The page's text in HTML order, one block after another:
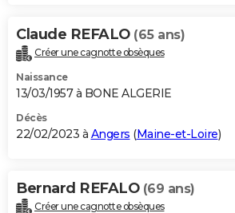
Claude REFALO (65 ans)
Créer une cagnotte obsèques
Naissance
13/03/1957 à BONE ALGERIE
Décès
22/02/2023 à Angers (Maine-et-Loire)
Bernard REFALO (69 ans)
Créer une cagnotte obsèques